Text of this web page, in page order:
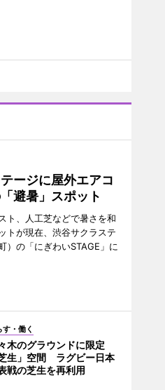
ージに屋外エアコ
避暑」スポット
ト、人工芝などで暑さを和
トが現在、渋谷サクラステ
）の「にぎわいSTAGE」に
す・働く
木のグラウンドに限定
芝生」空間 ラグビー日本
戦の芝生を再利用